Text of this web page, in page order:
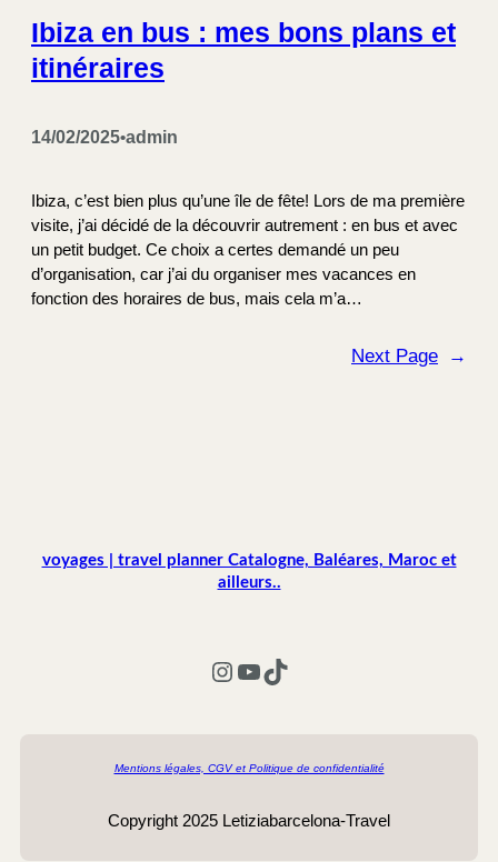
Ibiza en bus : mes bons plans et
itinéraires
14/02/2025•admin
Ibiza, c’est bien plus qu’une île de fête! Lors de ma première
visite, j’ai décidé de la découvrir autrement : en bus et avec
un petit budget. Ce choix a certes demandé un peu
d’organisation, car j’ai du organiser mes vacances en
fonction des horaires de bus, mais cela m’a…
Next Page →
voyages | travel planner Catalogne, Baléares, Maroc et
ailleurs..
Instagram YouTube TikTok
Mentions légales, CGV et Politique de confidentialité
Copyright 2025 Letiziabarcelona-Travel